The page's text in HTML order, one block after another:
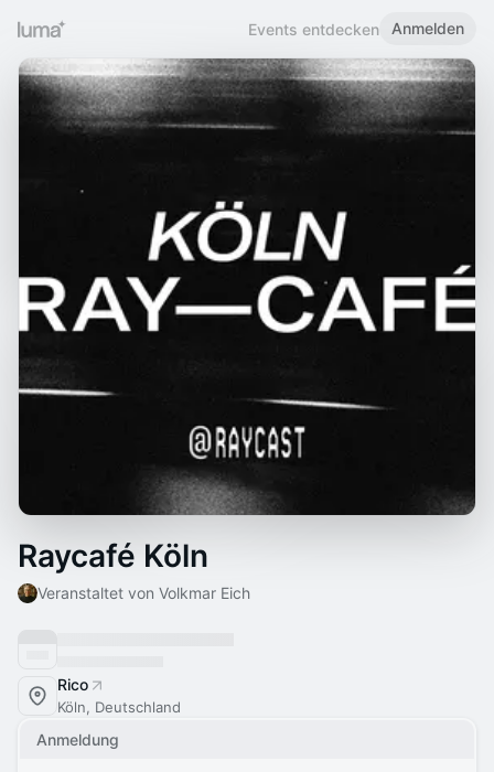
Events entdecken Anmelden
Raycafé Köln
Veranstaltet von Volkmar Eich
Rico
Köln, Deutschland
Anmeldung